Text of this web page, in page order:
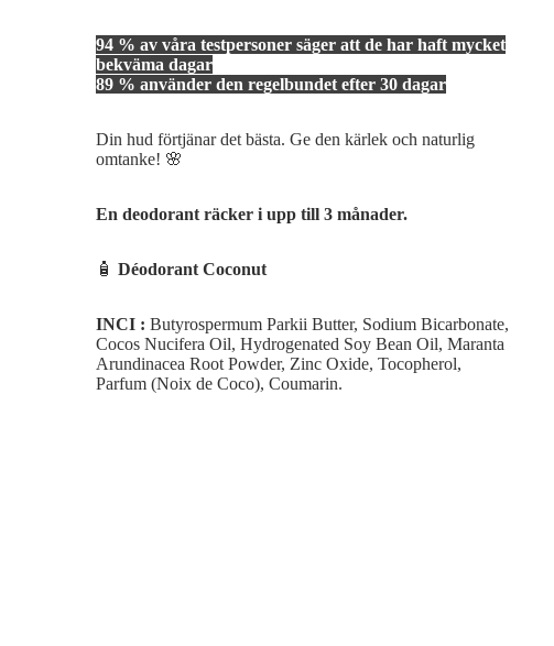
94 % av våra testpersoner säger att de har haft mycket
bekväma dagar
89 % använder den regelbundet efter 30 dagar
Din hud förtjänar det bästa. Ge den kärlek och naturlig
omtanke! 🌸
En deodorant räcker i upp till 3 månader.
🧴 Déodorant Coconut
INCI : Butyrospermum Parkii Butter, Sodium Bicarbonate,
Cocos Nucifera Oil, Hydrogenated Soy Bean Oil, Maranta
Arundinacea Root Powder, Zinc Oxide, Tocopherol,
Parfum (Noix de Coco), Coumarin.